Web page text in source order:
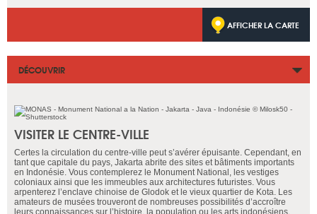
AFFICHER LA CARTE
DÉCOUVRIR
VISITER LE CENTRE-VILLE
Certes la circulation du centre-ville peut s’avérer épuisante. Cependant, en
tant que capitale du pays, Jakarta abrite des sites et bâtiments importants
en Indonésie. Vous contemplerez le Monument National, les vestiges
coloniaux ainsi que les immeubles aux architectures futuristes. Vous
arpenterez l’enclave chinoise de Glodok et le vieux quartier de Kota. Les
amateurs de musées trouveront de nombreuses possibilités d’accroître
leurs connaissances sur l’histoire, la population ou les arts indonésiens.